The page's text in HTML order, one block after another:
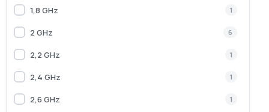
PINBOX
QUBO
Realme
RUGONE
Samsung
1,8 GHz 1
2 GHz 6
2,2 GHz 1
2,4 GHz 1
2,6 GHz 1